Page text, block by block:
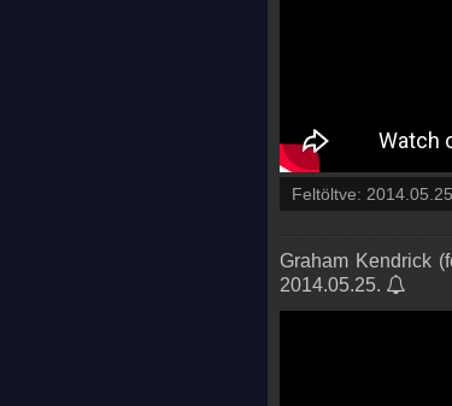
Feltöltve:
Graham Kendrick
2014.05.25.